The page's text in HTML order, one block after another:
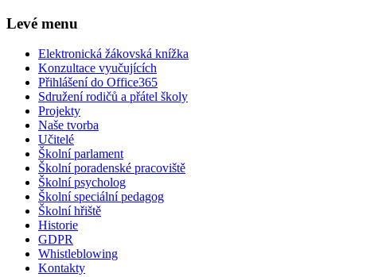
Levé menu
Elektronická žákovská knížka
Konzultace vyučujících
Přihlášení do Office365
Sdružení rodičů a přátel školy
Projekty
Naše tvorba
Učitelé
Školní parlament
Školní poradenské pracoviště
Školní psycholog
Školní speciální pedagog
Školní hřiště
Historie
GDPR
Whistleblowing
Kontakty